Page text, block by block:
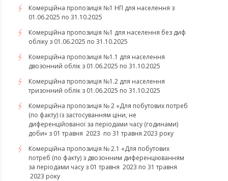
Комерційна пропозиція №1 НП для населення з
01.06.2025 по 31.10.2025
Комерційна пропозиція №1 для населення без диф
обліку з 01.06.2025 по 31.10.2025
Комерційна пропозиція №1.1 для населення
двозонний облік з 01.06.2025 по 31.10.2025
Комерційна пропозиція №1.2 для населення
тризонний облік з 01.06.2025 по 31.10.2025
Комерційна пропозиція № 2 «Для побутових потреб
(по факту) із застосуванням ціни, не
диференційованої за періодами часу (годинами)
доби» з 01 травня 2023 по 31 травня 2023 року
Комерційна пропозиція № 2.1 «Для побутових
потреб (по факту) з двозонним диференціюванням
за періодами часу з 01 травня 2023 по 31 травня
2023 року